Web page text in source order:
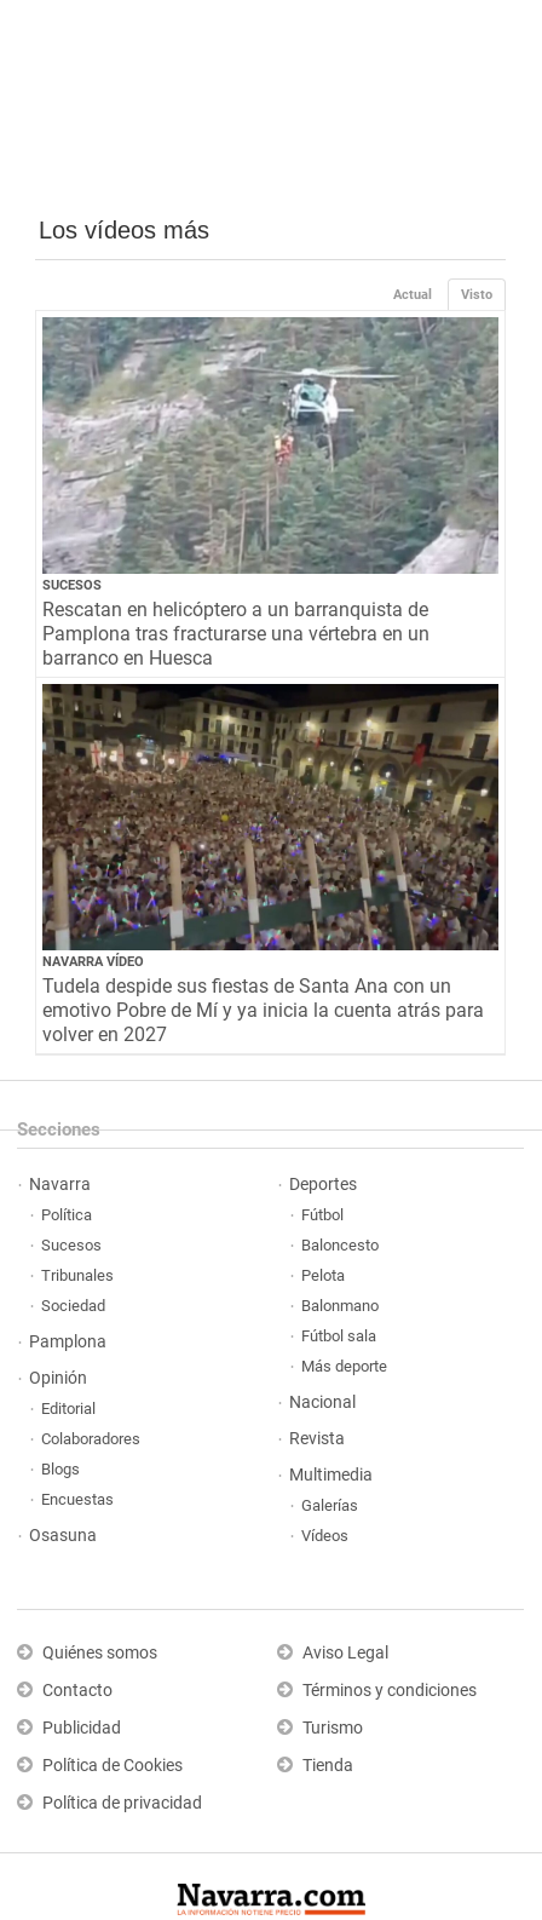
Los vídeos más
Visto
Actual
SUCESOS
Rescatan en helicóptero a un barranquista de
Pamplona tras fracturarse una vértebra en un
barranco en Huesca
NAVARRA VÍDEO
Tudela despide sus fiestas de Santa Ana con un
emotivo Pobre de Mí y ya inicia la cuenta atrás para
volver en 2027
Secciones
Navarra
Política
Sucesos
Tribunales
Sociedad
Pamplona
Opinión
Editorial
Colaboradores
Blogs
Encuestas
Osasuna
Deportes
Fútbol
Baloncesto
Pelota
Balonmano
Fútbol sala
Más deporte
Nacional
Revista
Multimedia
Galerías
Vídeos
Quiénes somos
Contacto
Publicidad
Política de Cookies
Política de privacidad
Aviso Legal
Términos y condiciones
Turismo
Tienda